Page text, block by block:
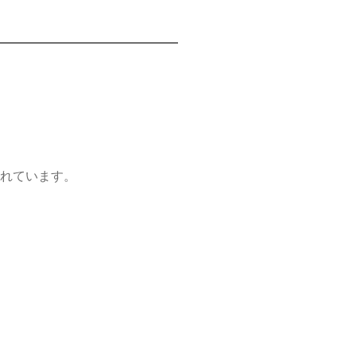
ています。